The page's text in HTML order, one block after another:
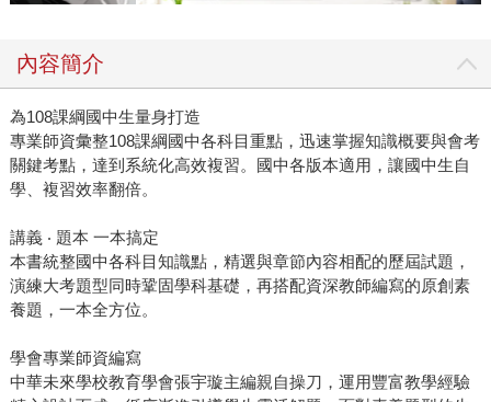
內容簡介
為108課綱國中生量身打造
專業師資彙整108課綱國中各科目重點，迅速掌握知識概要與會考
關鍵考點，達到系統化高效複習。國中各版本適用，讓國中生自
學、複習效率翻倍。
講義 ‧ 題本 一本搞定
本書統整國中各科目知識點，精選與章節內容相配的歷屆試題，
演練大考題型同時鞏固學科基礎，再搭配資深教師編寫的原創素
養題，一本全方位。
學會專業師資編寫
中華未來學校教育學會張宇璇主編親自操刀，運用豐富教學經驗